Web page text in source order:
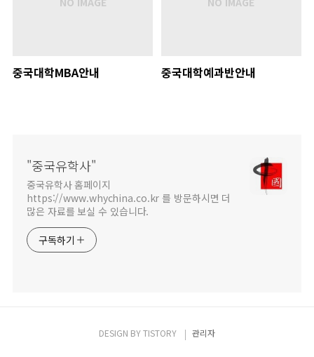
중국대학MBA안내 중국대학예과반안내
"중국유학사"
중국유학사 홈페이지
https://www.whychina.co.kr 를 방문하시면 더
많은 자료를 보실 수 있습니다.
구독하기
DESIGN BYTISTORY 관리자